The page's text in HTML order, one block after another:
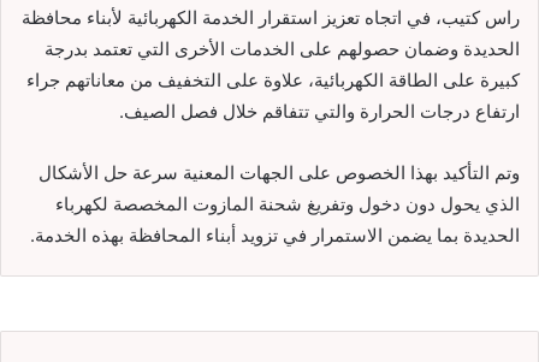
راس كتيب، في اتجاه تعزيز استقرار الخدمة الكهربائية لأبناء محافظة
الحديدة وضمان حصولهم على الخدمات الأخرى التي تعتمد بدرجة
كبيرة على الطاقة الكهربائية، علاوة على التخفيف من معاناتهم جراء
ارتفاع درجات الحرارة والتي تتفاقم خلال فصل الصيف.
وتم التأكيد بهذا الخصوص على الجهات المعنية سرعة حل الأشكال
الذي يحول دون دخول وتفريغ شحنة المازوت المخصصة لكهرباء
الحديدة بما يضمن الاستمرار في تزويد أبناء المحافظة بهذه الخدمة.